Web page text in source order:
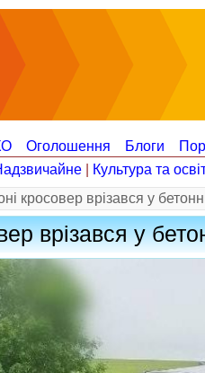
Оголошення Блоги
Культура та
кросовер врізався у
врізався у